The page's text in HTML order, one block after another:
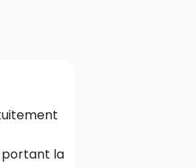
portant la